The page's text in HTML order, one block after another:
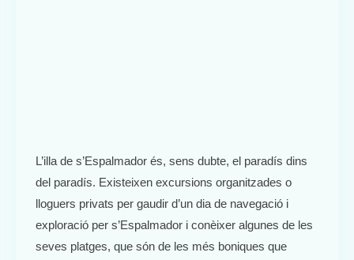
L’illa de s’Espalmador és, sens dubte, el paradís dins
del paradís. Existeixen excursions organitzades o
lloguers privats per gaudir d’un dia de navegació i
exploració per s’Espalmador i conèixer algunes de les
seves platges, que són de les més boniques que